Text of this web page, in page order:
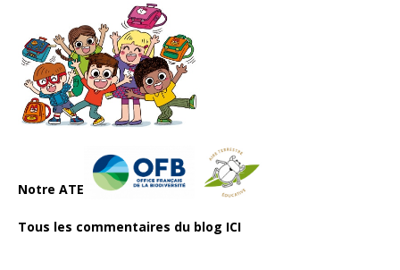
Notre ATE
Tous les commentaires du blog ICI